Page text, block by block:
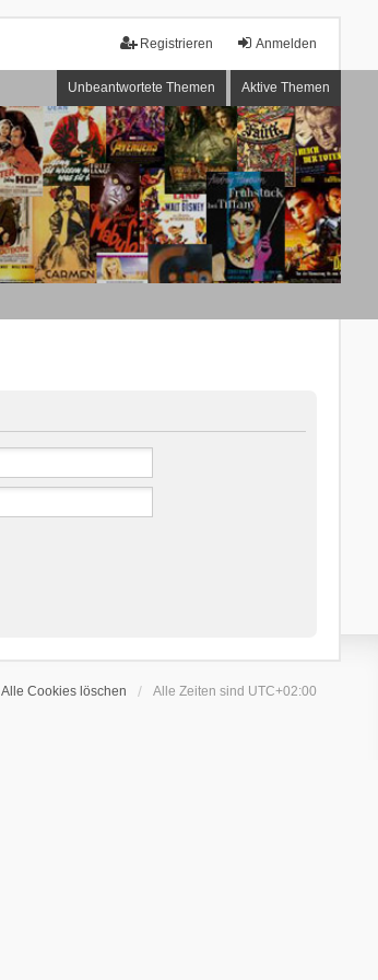
Anmelden
Registrieren
Unbeantwortete Themen Aktive Themen
Alle Cookies löschen Alle Zeiten sind UTC+02:00